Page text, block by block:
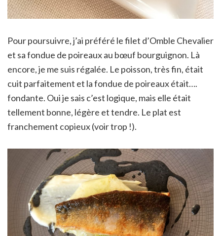
Pour poursuivre, j’ai préféré le filet d’Omble Chevalier
et sa fondue de poireaux au bœuf bourguignon. Là
encore, je me suis régalée. Le poisson, très fin, était
cuit parfaitement et la fondue de poireaux était….
fondante. Oui je sais c’est logique, mais elle était
tellement bonne, légère et tendre. Le plat est
franchement copieux (voir trop !).